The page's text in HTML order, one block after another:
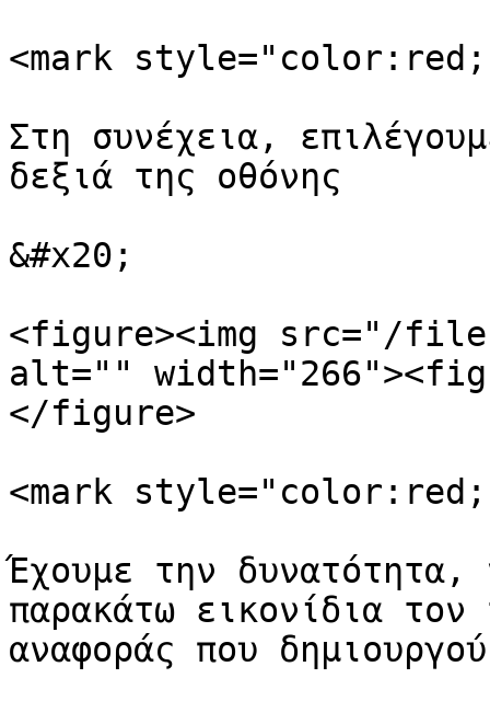
<mark
Στη συνέχεια,
δεξιά της οθόνης
&#x20;
<figure><img src="/files/
alt=""
</figure>
<mark
Έχουμε την
παρακάτω εικονίδια
αναφοράς που